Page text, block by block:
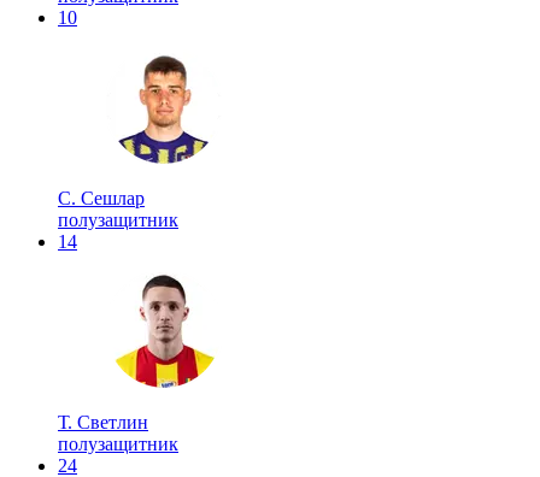
10
С. Сешлар
полузащитник
14
Т. Светлин
полузащитник
24